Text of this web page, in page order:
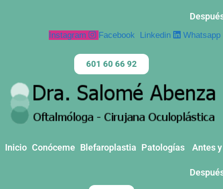
Instagram Facebook Linkedin Whatsapp
601 60 66 92
Inicio Conóceme Blefaroplastia Patologías Antes y